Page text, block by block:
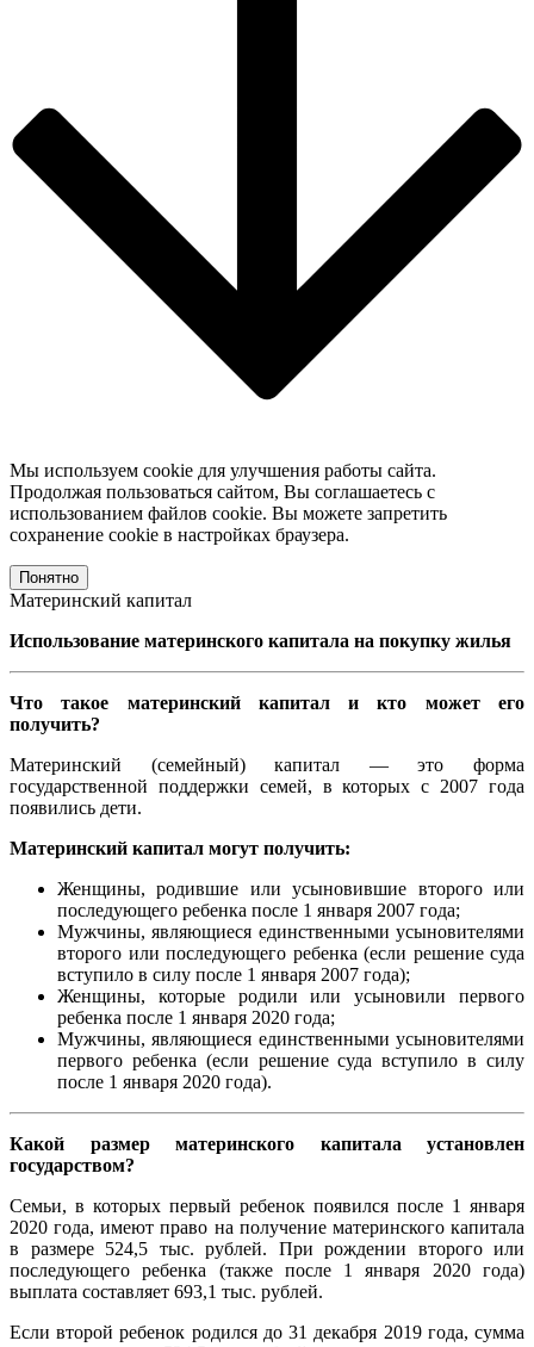
Мы используем cookie для улучшения работы сайта.
Продолжая пользоваться сайтом, Вы соглашаетесь с
использованием файлов cookie. Вы можете запретить
сохранение cookie в настройках браузера.
Понятно
Материнский капитал
Использование материнского капитала на покупку жилья
Что такое материнский капитал и кто может его
получить?
Материнский (семейный) капитал — это форма
государственной поддержки семей, в которых с 2007 года
появились дети.
Материнский капитал могут получить:
Женщины, родившие или усыновившие второго или
последующего ребенка после 1 января 2007 года;
Мужчины, являющиеся единственными усыновителями
второго или последующего ребенка (если решение суда
вступило в силу после 1 января 2007 года);
Женщины, которые родили или усыновили первого
ребенка после 1 января 2020 года;
Мужчины, являющиеся единственными усыновителями
первого ребенка (если решение суда вступило в силу
после 1 января 2020 года).
Какой размер материнского капитала установлен
государством?
Семьи, в которых первый ребенок появился после 1 января
2020 года, имеют право на получение материнского капитала
в размере 524,5 тыс. рублей. При рождении второго или
последующего ребенка (также после 1 января 2020 года)
выплата составляет 693,1 тыс. рублей.
Если второй ребенок родился до 31 декабря 2019 года, сумма